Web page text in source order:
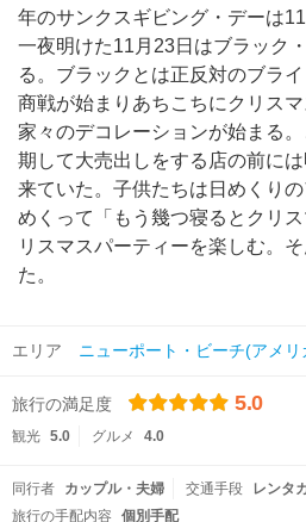
年のサンクスギビング・デーは11
一夜明けた11月23日はブラック
る。ブラックとは正反対のブラ
商戦が始まりあちこちにクリス
家々のデコレーションが始まる
期して大売出しをする店の前に
来ていた。子供たちは日めくり
めくって「もう幾つ寝るとクリ
リスマスパーティーを楽しむ。
た。
エリア ニューポート・ビーチ(アメリ
旅行の満足度 5.0
観光 5.0 グルメ 4.0
同行者 カップル・夫婦 交通手段 レンタ
旅行の手配内容
個別手配